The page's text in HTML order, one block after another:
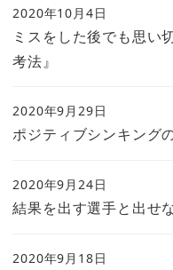
ミスをした後でも思い
考法』
2020年10月4日
ポジティブシンキング
2020年9月29日
結果を出す選手と出せ
2020年9月24日
2020年9月18日